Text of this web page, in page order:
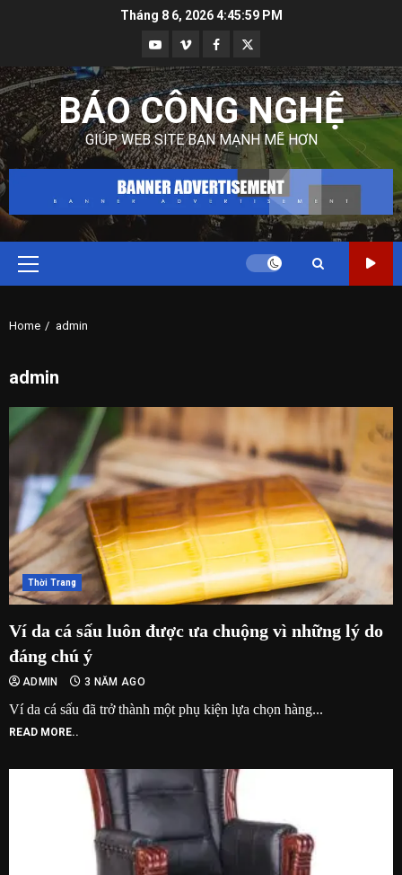
Tháng 8 6, 20264:46:01 PM
YoutubeVimeoFacebook
Twitter
BÁO CÔNG NGHỆ
GIÚP WEB SITE BẠN MẠNH MẼ HƠN
Primary
Menu
Home admin
admin
Thời Trang
Ví da cá sấu luôn được ưa chuộng vì những lý do
đáng chú ý
ADMIN 3 NĂM AGO
Ví da cá sấu đã trở thành một phụ kiện lựa chọn hàng...
READ MORE..